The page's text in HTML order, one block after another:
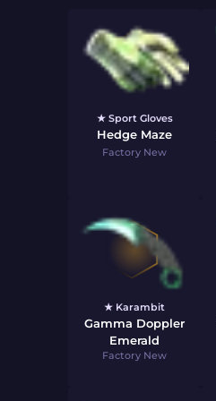
★ Sport Gloves
Hedge Maze
Factory New
★ Karambit
Gamma Doppler
Emerald
Factory New